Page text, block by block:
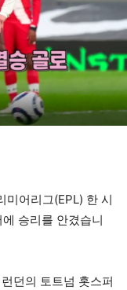
미어리그(EPL) 한 시
승리를 안겼습니
던의 토트넘 홋스퍼